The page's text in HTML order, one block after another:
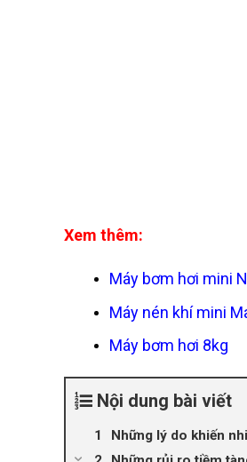
Xem thêm:
Máy bơm hơi mini
Máy nén khí mini
Máy bơm hơi 8kg
Nội dung bài viết
Những lý do khiến